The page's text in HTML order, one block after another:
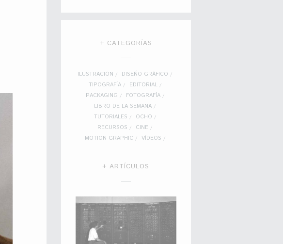
+ CATEGORÍAS
ILUSTRACIÓN
DISEÑO GRÁFICO
TIPOGRAFÍA
EDITORIAL
PACKAGING
FOTOGRAFÍA
LIBRO DE LA SEMANA
TUTORIALES
OCHO
RECURSOS
CINE
MOTION GRAPHIC
VÍDEOS
+ ARTÍCULOS